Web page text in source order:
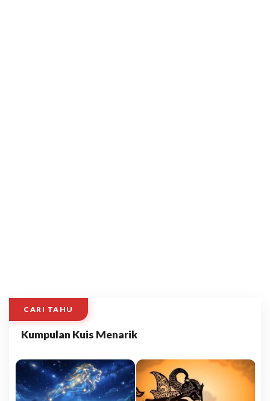
CARI TAHU
Kumpulan Kuis Menarik